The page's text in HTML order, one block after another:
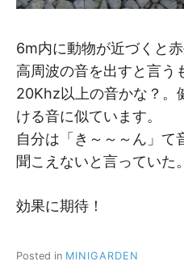
6m内に動物が近づくと
高周波の音を出すと言う
20Khz以上の音かな？。
ける音に似ています。
自分は「き～～～ん」て
聞こえないと言っていた
効果に期待！
Posted in MINIGARDEN